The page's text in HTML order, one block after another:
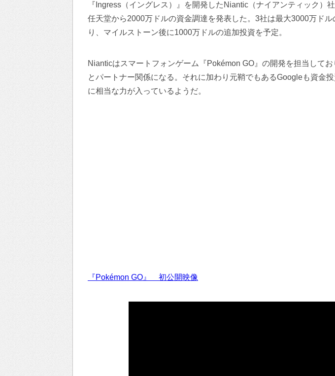
『Ingress（イングレス）』を開発したNiantic（ナイアンティック）
任天堂から2000万ドルの資金調達を発表した。3社は最大3000万ド
り、マイルストーン後に1000万ドルの追加投資を予定。
Nianticはスマートフォンゲーム『Pokémon GO』の開発を担当して
とパートナー関係になる。それに加わり元鞘でもあるGoogleも資金
に相当な力が入っているようだ。
『Pokémon GO』 初公開映像